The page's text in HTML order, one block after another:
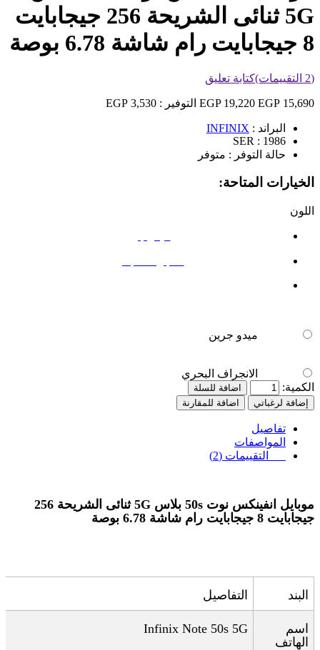
5G ثنائى الشريحة 256 جيجابايت
8 جيجابايت رام شاشة 6.78 بوصة
(2 التقييمات) كتابة تعليق
15,690 EGP
19,220 EGP التوفير : 3,530 EGP
البراند : INFINIX
SER : 1986
حالة التوفر : متوفر
الخيارات المتاحة:
اللون
ميدو جرين
الانجراف البحري
الكمية:
اضافة للسلة
إضافة لرغباتي
اضافة للمقارنة
تفاصيل
المواصفات
التقييمات (2)
موبايل انفينكس نوت 50s بلاس 5G ثنائى الشريحة 256
جيجابايت 8 جيجابايت رام شاشة 6.78 بوصة
البند التفاصيل
اسم
الهاتف
Infinix Note 50s 5G